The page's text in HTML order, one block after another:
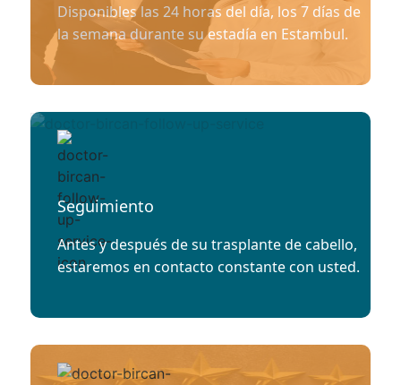
Disponibles las 24 horas del día, los 7 días de
la semana durante su estadía en Estambul.
Seguimiento
Antes y después de su trasplante de cabello,
estaremos en contacto constante con usted.